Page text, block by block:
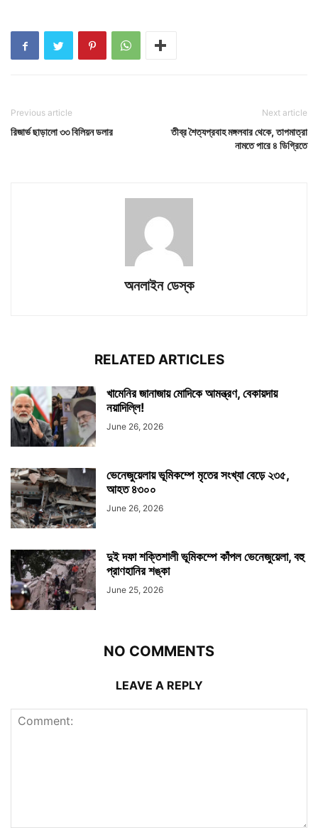
Previous article
রিজার্ভ ছাড়ালো ৩৩ বিলিয়ন ডলার
Next article
তীব্র শৈত্যপ্রবাহ মঙ্গলবার থেকে, তাপমাত্রা
নামতে পারে ৪ ডিগ্রিতে
অনলাইন ডেস্ক
RELATED ARTICLES
খামেনির জানাজায় মোদিকে আমন্ত্রণ, বেকায়দায়
নয়াদিল্লি!
June 26, 2026
ভেনেজুয়েলায় ভূমিকম্পে মৃতের সংখ্যা বেড়ে ২৩৫,
আহত ৪৩০০
June 26, 2026
দুই দফা শক্তিশালী ভূমিকম্পে কাঁপল ভেনেজুয়েলা, বহু
প্রাণহানির শঙ্কা
June 25, 2026
NO COMMENTS
LEAVE A REPLY